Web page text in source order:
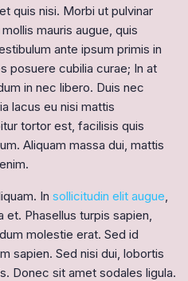
quis nisi. Morbi ut pulvinar
mauris augue, quis
ante ipsum primis in
posuere cubilia curae; In at
in nec libero. Duis nec
lacus eu nisi mattis
tortor est, facilisis quis
Aliquam massa dui, mattis
In sollicitudin elit augue,
et. Phasellus turpis sapien,
molestie erat. Sed id
sapien. Sed nisi dui, lobortis
Donec sit amet sodales ligula.